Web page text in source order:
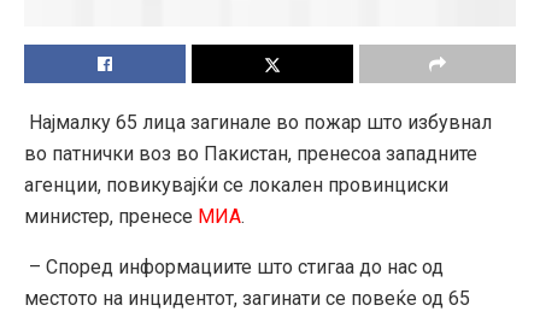
Најмалку 65 лица загинале во пожар што избувнал
во патнички воз во Пакистан, пренесоа западните
агенции, повикувајќи се локален провинциски
министер, пренесе МИА.
– Според информациите што стигаа до нас од
местото на инцидентот, загинати се повеќе од 65